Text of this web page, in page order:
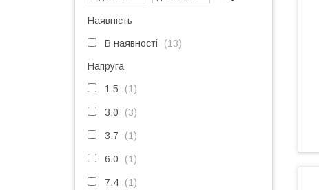
Наявність
В наявності 13
Напруга
1.5 1
3.0 3
3.7 1
6.0 1
7.4 1